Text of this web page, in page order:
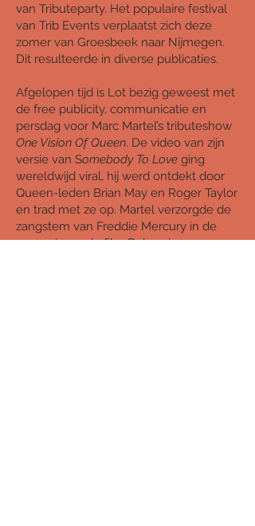
van Tributeparty. Het populaire festival
van Trib Events verplaatst zich deze
zomer van Groesbeek naar Nijmegen.
Dit resulteerde in diverse publicaties.
Afgelopen tijd is Lot bezig geweest met
de free publicity, communicatie en
persdag voor Marc Martel’s tributeshow
One Vision Of Queen. De video van zijn
versie van Somebody To Love ging
wereldwijd viral, hij werd ontdekt door
Queen-leden Brian May en Roger Taylor
en trad met ze op. Martel verzorgde de
zangstem van Freddie Mercury in de
oscarwinnende film Bohemian